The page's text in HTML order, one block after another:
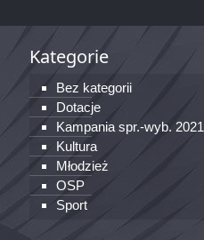
Kategorie
Bez kategorii
Dotacje
Kampania spr.-wyb. 2021
Kultura
Młodzież
OSP
Sport